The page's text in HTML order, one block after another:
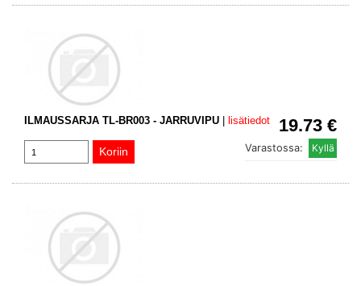
19.73 €
ILMAUSSARJA TL-BR003 - JARRUVIPU lisätiedot
Varastossa: